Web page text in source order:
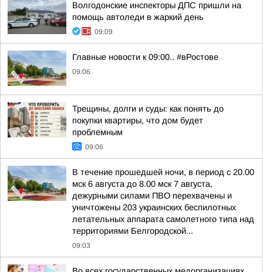
Волгодонские инспекторы ДПС пришли на
помощь автоледи в жаркий день
09:09
Главные новости к 09:00.. #вРостове
09:06
Трещины, долги и суды: как понять до
покупки квартиры, что дом будет
проблемным
09:06
В течение прошедшей ночи, в период с 20.00
мск 6 августа до 8.00 мск 7 августа,
дежурными силами ПВО перехвачены и
уничтожены 203 украинских беспилотных
летательных аппарата самолетного типа над
территориями Белгородской...
09:03